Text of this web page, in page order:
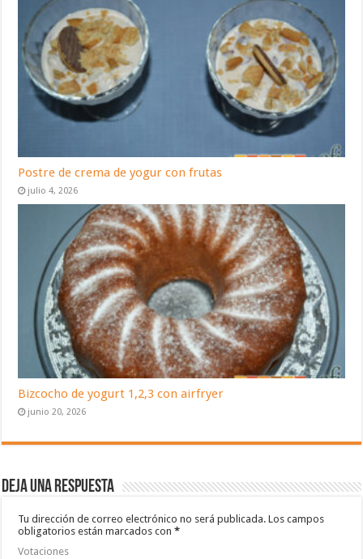
Postre de crema de yogur con frutas
julio 4, 2026
Bizcocho de yogurt 1,2,3 con airfryer
junio 20, 2026
Deja una respuesta
Tu dirección de correo electrónico no será publicada. Los campos
obligatorios están marcados con*
Votaciones